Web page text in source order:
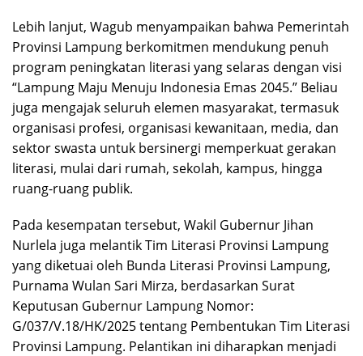
Lebih lanjut, Wagub menyampaikan bahwa Pemerintah
Provinsi Lampung berkomitmen mendukung penuh
program peningkatan literasi yang selaras dengan visi
“Lampung Maju Menuju Indonesia Emas 2045.” Beliau
juga mengajak seluruh elemen masyarakat, termasuk
organisasi profesi, organisasi kewanitaan, media, dan
sektor swasta untuk bersinergi memperkuat gerakan
literasi, mulai dari rumah, sekolah, kampus, hingga
ruang-ruang publik.
Pada kesempatan tersebut, Wakil Gubernur Jihan
Nurlela juga melantik Tim Literasi Provinsi Lampung
yang diketuai oleh Bunda Literasi Provinsi Lampung,
Purnama Wulan Sari Mirza, berdasarkan Surat
Keputusan Gubernur Lampung Nomor:
G/037/V.18/HK/2025 tentang Pembentukan Tim Literasi
Provinsi Lampung. Pelantikan ini diharapkan menjadi